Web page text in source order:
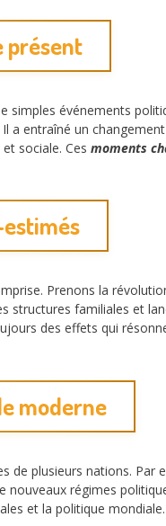
présent
simples événements
a entraîné un
sociale. Ces moments
Prenons la
structures familiales et
des effets qui
moderne
de plusieurs nations. Par
nouveaux régimes
et la politique mondiale.